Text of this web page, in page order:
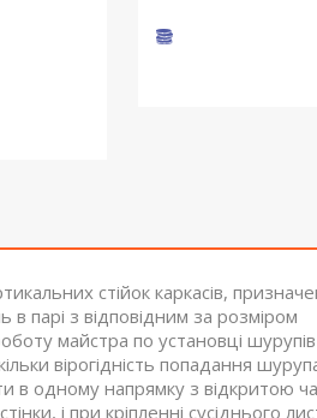
стійок каркасів,
парі з відповідним за розміром
майстра по установці шурупів
вірогідність попадання
в одному напрямку з відкритою
і при кріпленні сусіднього